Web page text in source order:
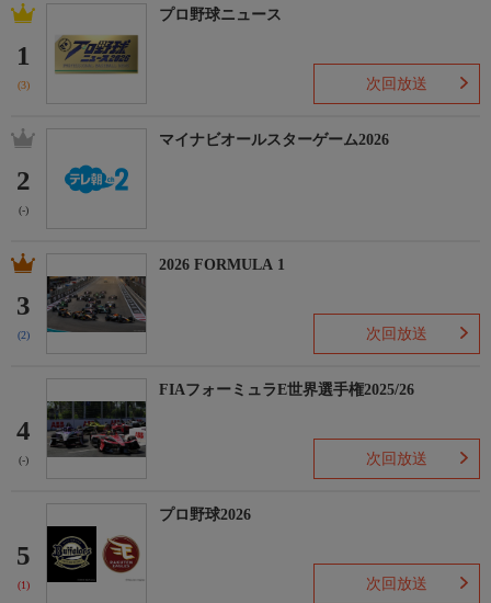
1
(3)
プロ野球ニュース
次回放送
2
(-)
マイナビオールスターゲーム2026
3
(2)
2026 FORMULA 1
次回放送
4
(-)
FIAフォーミュラE世界選手権2025/26
次回放送
5
(1)
プロ野球2026
次回放送